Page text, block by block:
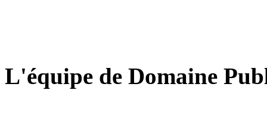
L'équipe de Domaine